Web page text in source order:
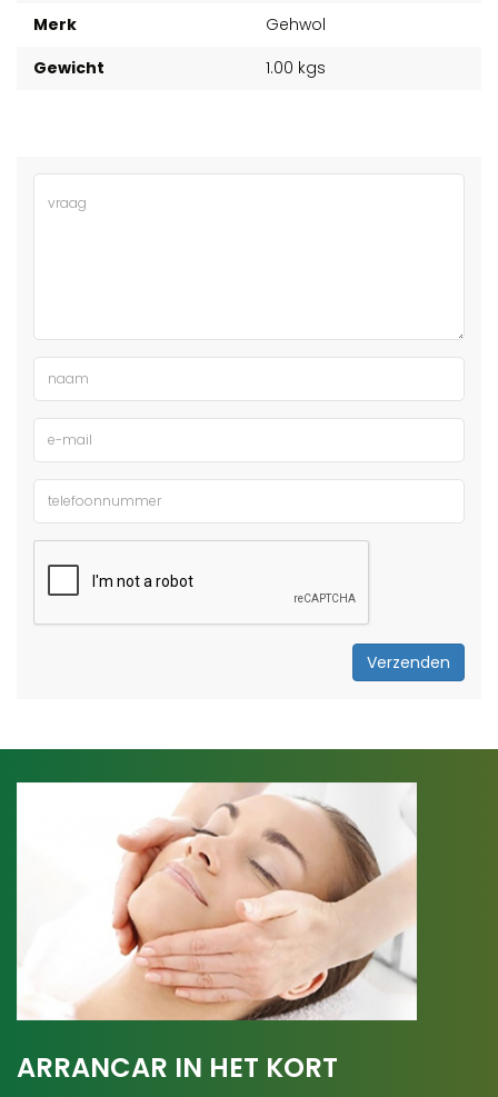
Merk
Gehwol
Gewicht
1.00 kgs
Verzenden
ARRANCAR IN HET KORT